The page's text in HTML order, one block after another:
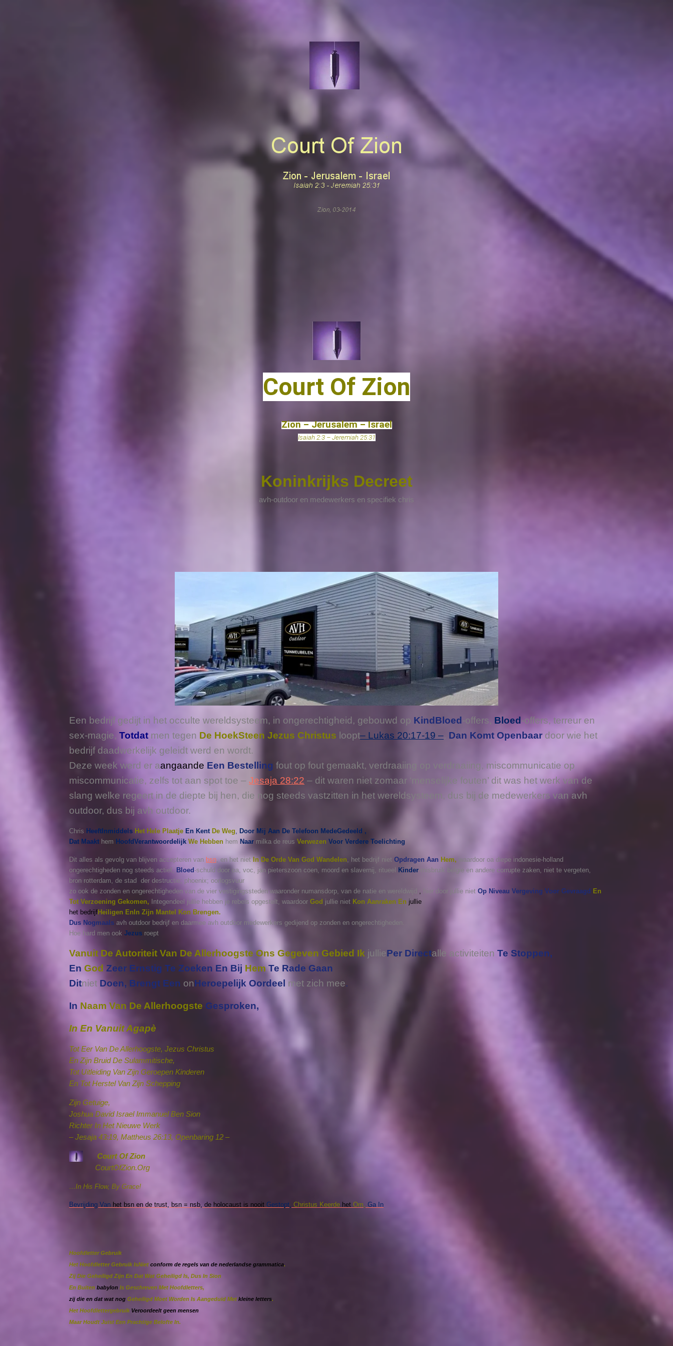
Court Of Zion
Zion – Jerusalem – Israel
Isaiah 2:3 – Jeremiah 25:31
Koninkrijks Decreet
avh-outdoor en medewerkers en specifiek chris
Een bedrijf gedijt in het occulte wereldsysteem, in ongerechtigheid, gebouwd op KindBloed-offers, Bloed-offers, terreur en
sex-magie, Totdat men tegen De HoekSteen Jezus Christus loopt– Lukas 20:17-19 –. Dan Komt Openbaar door wie het
bedrijf daadwerkelijk geleidt werd en wordt.
Deze week werd er aangaande Een Bestelling fout op fout gemaakt, verdraaiing op verdraaiing, miscommunicatie op
miscommunicatie, zelfs tot aan spot toe – Jesaja 28:22 – dit waren niet zomaar ‘menselijke fouten’ dit was het werk van de
slang welke regeert in de diepte bij hen, die nog steeds vastzitten in het wereldsysteem, dus bij de medewerkers van avh
outdoor, dus bij avh outdoor.
Chris Heeft Inmiddels Het Hele Plaatje En Kent De Weg
Door Mij Aan De Telefoon MedeGedeeld ,
Dat Maakt hem HoofdVerantwoordelijk We Hebben hem Naar milka de reus Verwezen Voor Verdere Toelichting
Dit alles als gevolg van blijven accepteren van bsn , en het niet In De Orde Van God Wandelen , het bedrijf niet Opdragen Aan Hem, waardoor oa diepe indonesie-holland
ongerechtigheden nog steeds actief,
Bloed-schuld door oa, voc, jan pieterszoon coen, moord en slavernij, ritueel Kinder -misbruik belgie en andere corrupte zaken, niet te vergeten,
bron rotterdam, de stad der destructie; phoenix; oorlogsvuur
zo ook de zonden en ongerechtigheden van de vier vestigingssteden waaronder numansdorp, van de natie en wereldwijd
hier door jullie niet Op Niveau Vergeving Voor Gevraagd
En
Tot Verzoening Gekomen, Integendeel jullie hebben je rebels opgestelt, waardoor God jullie niet Kon Aanraken En jullie
het bedrijf Heiligen En In Zijn Mantel Kon Brengen.
Dus Nogmaals avh outdoor bedrijf en daarmee avh outdoor medewerkers gedijend op zonden en ongerechtigheden.
Hoe hard men ook Jezus roept
Vanuit De Autoriteit Van De Allerhoogste Ons Gegeven Gebied Ik julliePer Directalle activiteiten Te Stoppen,
En God Zeer Ernstig Te Zoeken En Bij HemTe Rade Gaan
Ditniet Doen, Brengt Een onHeroepelijk Oordeel met zich mee.
In Naam Van De Allerhoogste Gesproken,
In En Vanuit Agapè
Tot Eer Van De Allerhoogste, Jezus Christus
En Zijn Bruid De Sulammitische,
Tot Uitleiding Van Zijn Geroepen Kinderen
En Tot Herstel Van Zijn Schepping
Zijn Getuige,
Joshua David Israel Immanuel Ben Sion
Richter In Het Nieuwe Werk
– Jesaja 43:19, Mattheus 26:13, Openbaring 12 –
Court Of Zion
CourtOfZion.Org
…In His Flow, By Grace!
Bevrijding Van het bsn en de trust, bsn = nsb, de holocaust is nooit Gestopt, Christus Keerde het Om, Ga In
Hoofdletter Gebruik
Het Hoofdletter Gebruik IsNiet conform de regels van de nederlandse grammatica.
Zij Die Geheiligd Zijn En Dat Wat Geheiligd Is, Dus In Sion
En Buiten babylon Is Geschreven Met Hoofdletters,
zij die en dat wat nog Geheiligd Moet Worden Is Aangeduid Met kleine letters.
Het Hoofdlettergebruik Veroordeelt geen mensen
Maar Houdt Juist Een Prachtige Belofte In.